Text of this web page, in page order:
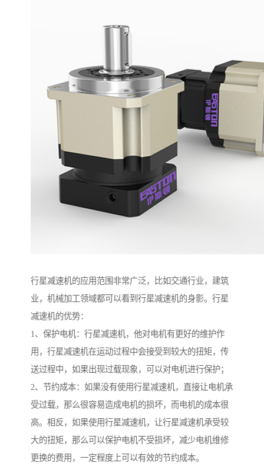
行星减速机的应用范围非常广泛，比如交通行业，建筑
业，机械加工领域都可以看到行星减速机的身影。行星
减速机的优势：
1、保护电机：行星减速机，他对电机有更好的维护作
用，行星减速机在运动过程中会接受到较大的扭矩，传
送过程中，如果出现过载现象，可以对电机进行保护；
2、节约成本：如果没有使用行星减速机，直接让电机承
受过载，那么很容易造成电机的损坏，而电机的成本很
高。相反，如果使用行星减速机，让行星减速机承受较
大的扭矩，那么可以保护电机不受损坏，减少电机维修
更换的费用，一定程度上可以有效的节约成本。